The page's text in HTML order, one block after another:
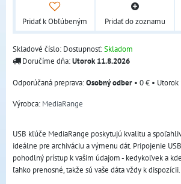
Pridať k Obľúbeným Pridať do zoznamu
Skladové číslo: Dostupnosť:Skladom
Doručíme dňa:Utorok11.8.2026
Osobný odber • 0 € • Utorok
Výrobca: MediaRange
USB kľúče MediaRange poskytujú kvalitu a
ideálne pre archiváciu a výmenu dát. Pripojenie
pohodlný prístup k vašim údajom - kedykoľvek a
ľahko prenosné, takže sú vaše dáta vždy k dispozícii.